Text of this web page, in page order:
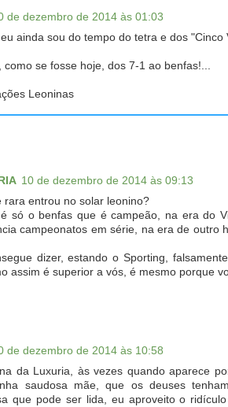
de dezembro de 2014 às 01:03
ainda sou do tempo do tetra e dos "Cinco
como se fosse hoje, dos 7-1 ao benfas!...
Leoninas
10 de dezembro de 2014 às 09:13
rara entrou no solar leonino?
só o benfas que é campeão, na era do
campeonatos em série, na era de outro
dizer, estando o Sporting,
assim é superior a vós, é mesmo porque
de dezembro de 2014 às 10:58
da Luxuria, às vezes quando aparece
saudosa mãe, que os deuses
que pode ser lida, eu aproveito o